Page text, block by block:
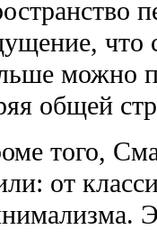
что
можно
общей
того,
от